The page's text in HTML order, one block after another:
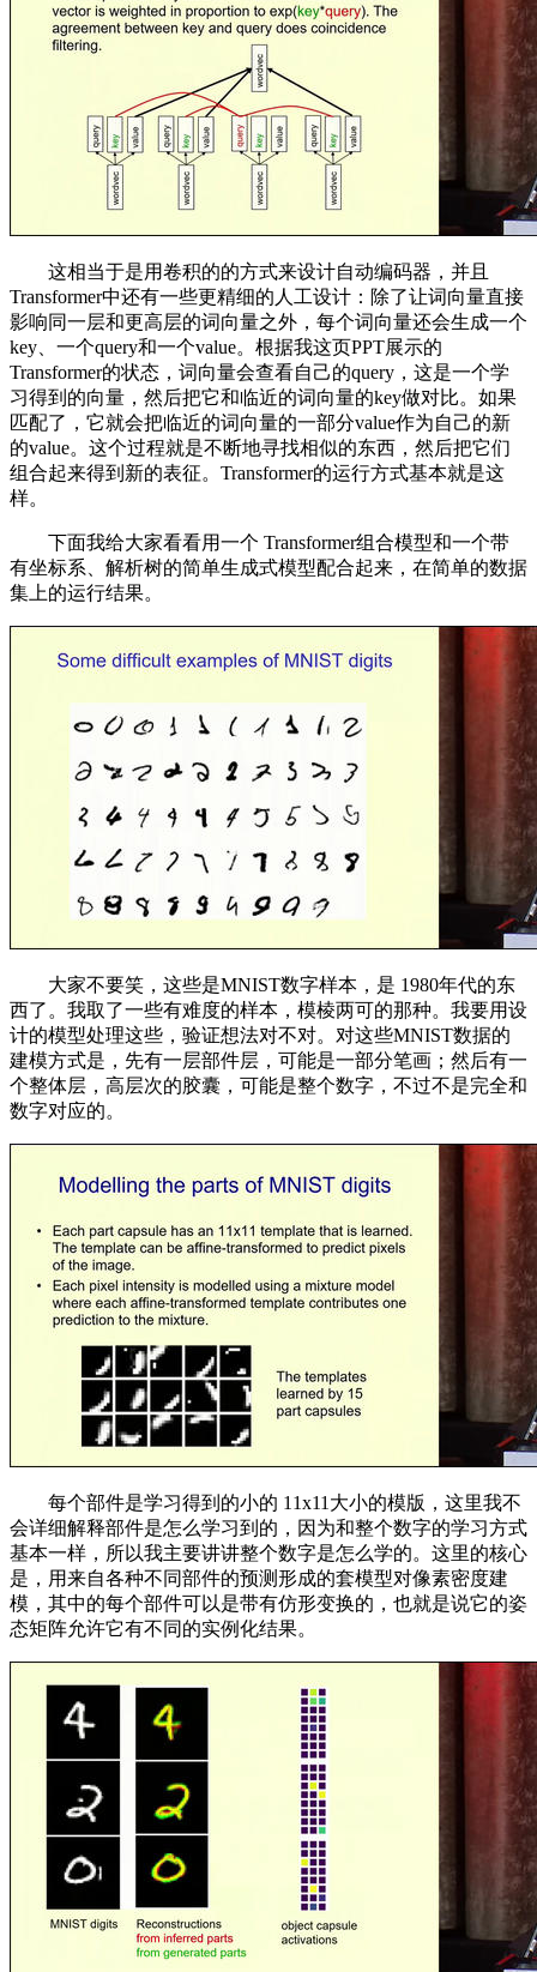
这相当于是用卷积的的方式来设计自动编码器，并且
Transformer中还有一些更精细的人工设计：除了让词向量直接
影响同一层和更高层的词向量之外，每个词向量还会生成一个
key、一个query和一个value。根据我这页PPT展示的
Transformer的状态，词向量会查看自己的query，这是一个学
习得到的向量，然后把它和临近的词向量的key做对比。如果
匹配了，它就会把临近的词向量的一部分value作为自己的新
的value。这个过程就是不断地寻找相似的东西，然后把它们
组合起来得到新的表征。Transformer的运行方式基本就是这
样。
下面我给大家看看用一个 Transformer组合模型和一个带
有坐标系、解析树的简单生成式模型配合起来，在简单的数据
集上的运行结果。
大家不要笑，这些是MNIST数字样本，是 1980年代的东
西了。我取了一些有难度的样本，模棱两可的那种。我要用设
计的模型处理这些，验证想法对不对。对这些MNIST数据的
建模方式是，先有一层部件层，可能是一部分笔画；然后有一
个整体层，高层次的胶囊，可能是整个数字，不过不是完全和
数字对应的。
每个部件是学习得到的小的 11x11大小的模版，这里我不
会详细解释部件是怎么学习到的，因为和整个数字的学习方式
基本一样，所以我主要讲讲整个数字是怎么学的。这里的核心
是，用来自各种不同部件的预测形成的套模型对像素密度建
模，其中的每个部件可以是带有仿形变换的，也就是说它的姿
态矩阵允许它有不同的实例化结果。